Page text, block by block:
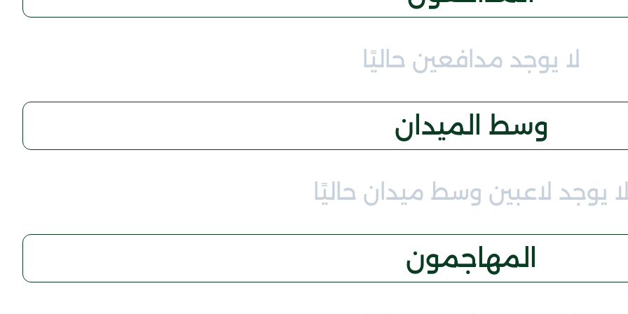
لا يوجد مدافعين حاليًا
وسط الميدان
يوجد لاعبين وسط ميدان حاليًا
المهاجمون